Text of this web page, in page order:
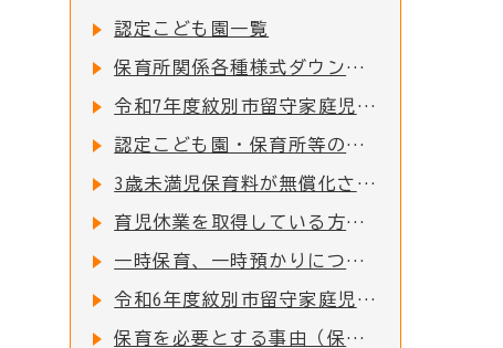
認定こども園一覧
保育所関係各種様式ダウンロード
令和7年度紋別市留守家庭児童園の入園申込受付を開始しました！
認定こども園・保育所等の副食費（おかず代・おやつ代）を助成します
3歳未満児保育料が無償化されました
育児休業を取得している方、取得される方について
一時保育、一時預かりについて
令和6年度紋別市留守家庭児童園の入園申込受付を開始しました！
保育を必要とする事由（保育要件）について